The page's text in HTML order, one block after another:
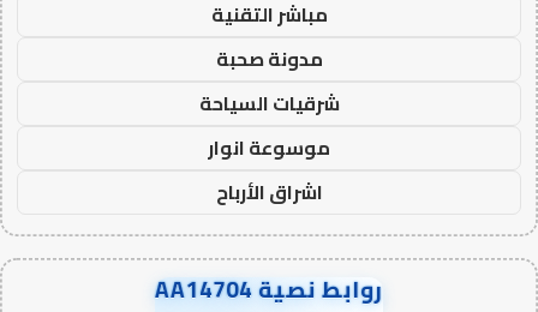
مباشر التقنية
مدونة صحبة
شرقيات السياحة
موسوعة انوار
اشراق الأرباح
روابط نصية AA14704